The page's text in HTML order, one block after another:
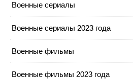
Военные сериалы
Военные сериалы 2023 года
Военные фильмы
Военные фильмы 2023 года